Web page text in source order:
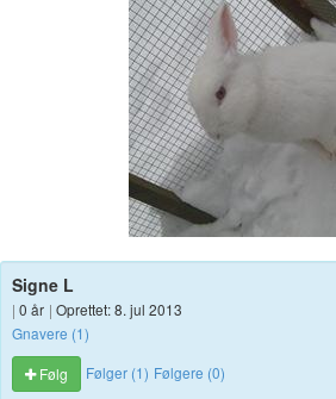
Signe L
| 0 år | Oprettet: 8. jul 2013
Gnavere (1)
Følg
Følger (1) Følgere (0)